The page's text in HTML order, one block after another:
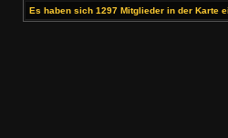
Es haben sich 1297 Mitglieder in der Karte